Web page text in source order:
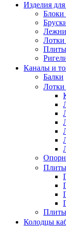
Изделия
Каналы и
Балки
Лотки
Колодцы